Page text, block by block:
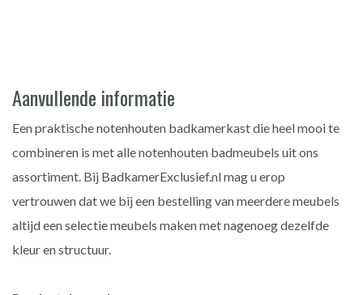
Aanvullende informatie
Een praktische notenhouten badkamerkast die heel mooi te
combineren is met alle notenhouten badmeubels uit ons
assortiment. Bij BadkamerExclusief.nl mag u erop
vertrouwen dat we bij een bestelling van meerdere meubels
altijd een selectie meubels maken met nagenoeg dezelfde
kleur en structuur.